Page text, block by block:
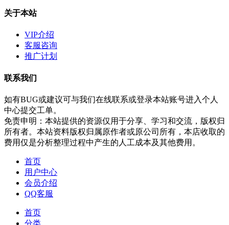
关于本站
VIP介绍
客服咨询
推广计划
联系我们
如有BUG或建议可与我们在线联系或登录本站账号进入个人
中心提交工单。
免责申明：本站提供的资源仅用于分享、学习和交流，版权归
所有者。本站资料版权归属原作者或原公司所有，本店收取的
费用仅是分析整理过程中产生的人工成本及其他费用。
首页
用户中心
会员介绍
QQ客服
首页
分类